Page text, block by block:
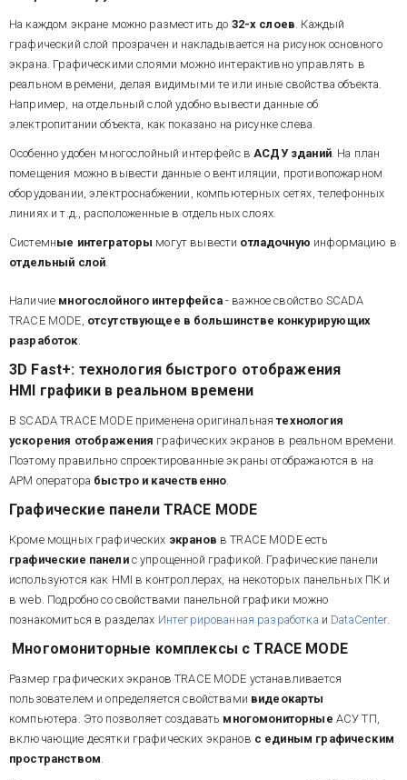
На каждом экране можно разместить до 32-х слоев. Каждый
графический слой прозрачен и накладывается на рисунок основного
экрана. Графическими слоями можно интерактивно управлять в
реальном времени, делая видимыми те или иные свойства объекта.
Например, на отдельный слой удобно вывести данные об
электропитании объекта, как показано на рисунке слева.
Особенно удобен многослойный интерфейс вАСДУ зданий. На план
помещения можно вывести данные о вентиляции, противопожарном
оборудовании, электроснабжении, компьютерных сетях, телефонных
линиях и т.д., расположенные в отдельных слоях.
Системные интеграторы могут вывести отладочную информацию в
отдельный слой.
Наличие многослойного интерфейса - важное свойство SCADA
TRACE MODE, отсутствующее в большинстве конкурирующих
разработок.
3D Fast+: технология быстрого отображения
HMI графики в реальном времени
В SCADA TRACE MODE применена оригинальная технология
ускорения отображения графических экранов в реальном времени.
Поэтому правильно спроектированные экраны отображаются в на
АРМ оператора быстро и качественно.
Графические панели TRACE MODE
Кроме мощных графических экранов в TRACE MODE есть
графические панели с упрощенной графикой. Графические панели
используются как HMI в контроллерах, на некоторых панельных ПК и
в web. Подробно со свойствами панельной графики можно
познакомиться в разделах Интегрированная разработка и DataCenter.
Многомониторные комплексы с TRACE MODE
Размер графических экранов TRACE MODE устанавливается
пользователем и определяется свойствами видеокарты
компьютера. Это позволяет создавать многомониторные АСУ ТП,
включающие десятки графических экранов с единым графическим
пространством.